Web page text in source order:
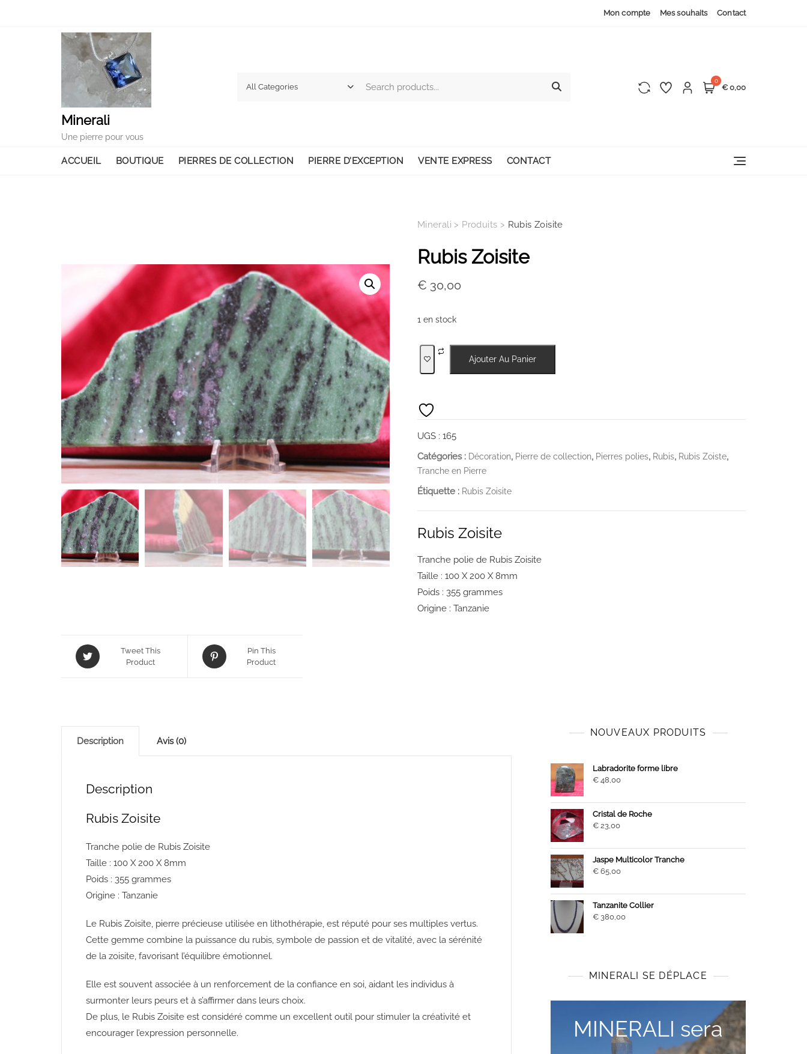
Mon compte Mes souhaits Contact
Minerali
Une pierre pour vous
0
€ 0,00
ACCUEIL BOUTIQUE PIERRES DE COLLECTION PIERRE D’EXCEPTION VENTE EXPRESS CONTACT
Minerali > Produits > Rubis Zoisite
Rubis Zoisite
€ 30,00
1 en stock
Ajouter Au Panier
UGS : 165
Catégories : Décoration, Pierre de collection, Pierres polies, Rubis, Rubis Zoiste,
Tranche en Pierre
Étiquette : Rubis Zoisite
Rubis Zoisite
Tranche polie de Rubis Zoisite
Taille : 100 X 200 X 8mm
Poids : 355 grammes
Origine : Tanzanie
Tweet This
Product
Pin This
Product
Description Avis (0)
Description
Rubis Zoisite
Tranche polie de Rubis Zoisite
Taille : 100 X 200 X 8mm
Poids : 355 grammes
Origine : Tanzanie
Le Rubis Zoisite, pierre précieuse utilisée en lithothérapie, est réputé pour ses multiples vertus.
Cette gemme combine la puissance du rubis, symbole de passion et de vitalité, avec la sérénité
de la zoisite, favorisant l’équilibre émotionnel.
Elle est souvent associée à un renforcement de la confiance en soi, aidant les individus à
surmonter leurs peurs et à s’affirmer dans leurs choix.
De plus, le Rubis Zoisite est considéré comme un excellent outil pour stimuler la créativité et
encourager l’expression personnelle.
NOUVEAUX PRODUITS
Labradorite forme libre
€ 48,00
Cristal de Roche
€ 23,00
Jaspe Multicolor Tranche
€ 65,00
Tanzanite Collier
€ 380,00
MINERALI SE DÉPLACE
MINERALI sera